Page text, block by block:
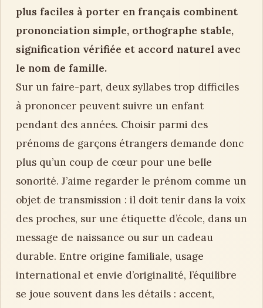
plus faciles à porter en français combinent
prononciation simple, orthographe stable,
signification vérifiée et accord naturel avec
le nom de famille.
Sur un faire-part, deux syllabes trop difficiles
à prononcer peuvent suivre un enfant
pendant des années. Choisir parmi des
prénoms de garçons étrangers demande donc
plus qu’un coup de cœur pour une belle
sonorité. J’aime regarder le prénom comme un
objet de transmission : il doit tenir dans la voix
des proches, sur une étiquette d’école, dans un
message de naissance ou sur un cadeau
durable. Entre origine familiale, usage
international et envie d’originalité, l’équilibre
se joue souvent dans les détails : accent,